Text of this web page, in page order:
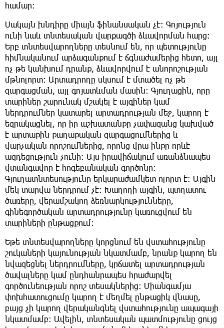
համար։
Սակայն խնդիրը միայն ֆինանսական չէ։ Գոյություն
ունի նաև տնտեսական վարքագծի ձևավորման հարց։
Երբ տնտեսվարողները տեսնում են, որ պետությունը
հիմնականում արձագանքում է ճգնաժամերից հետո, այլ
ոչ թե կանխում դրանք, ձևավորվում է անորոշության
մթնոլորտ։ Արտադրողը սկսում է մտածել ոչ թե
զարգացման, այլ գոյատևման մասին։ Գյուղացին, որը
տարիներ շարունակ մշակել է այգիներ կամ
ներդրումներ կատարել արտադրության մեջ, կարող է
եզրակացնել, որ իր աշխատանքը չափազանց կախված
է արտաքին քաղաքական զարգացումներից և
վարչական որոշումներից, որոնց վրա ինքը որևէ
ազդեցություն չունի։ Այս իրավիճակում առանձնապես
վտանգավոր է հոգեբանական գործոնը։
Գյուղատնտեսությունը երկարաժամկետ ոլորտ է։ Այգին
մեկ տարվա ներդրում չէ։ Խաղողի այգին, պտղատու
ծառերը, վերամշակող ձեռնարկությունները,
գինեգործական արտադրությունը կառուցվում են
տարիների ընթացքում։
Եթե տնտեսվարողները կորցնում են վստահությունը
շուկաների կայունության նկատմամբ, նրանք կարող են
նվազեցնել ներդրումները, կրճատել արտադրության
ծավալները կամ ընդհանրապես հրաժարվել
գործունեության որոշ տեսակներից։ Միանգամյա
փոխհատուցումը կարող է մեղմել ընթացիկ վնասը,
բայց չի կարող վերականգնել վստահությունը ապագայի
նկատմամբ։ Ավելին, տնտեսական պատմությունը ցույց